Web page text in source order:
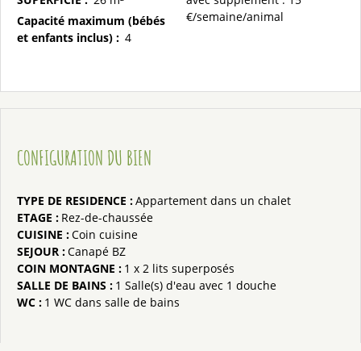
Capacité maximum (bébés
et enfants inclus) : 4
€/semaine/animal
CONFIGURATION DU BIEN
TYPE DE RESIDENCE :Appartement dans un chalet
ETAGE : Rez-de-chaussée
CUISINE :Coin cuisine
SEJOUR :Canapé BZ
COIN MONTAGNE : 1 x 2 lits superposés
SALLE DE BAINS : 1 Salle(s) d'eau avec 1 douche
WC : 1 WC dans salle de bains